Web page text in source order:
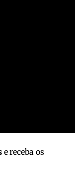
e receba os